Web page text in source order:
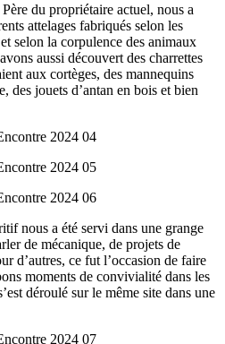
du propriétaire actuel, nous a
attelages fabriqués selon les
selon la corpulence des animaux
aussi découvert des charrettes
aux cortèges, des mannequins
des jouets d’antan en bois et bien
nous a été servi dans une grange
de mécanique, de projets de
d’autres, ce fut l’occasion de faire
moments de convivialité dans les
déroulé sur le même site dans une